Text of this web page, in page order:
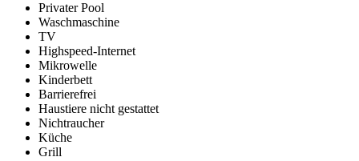
Privater Pool
Waschmaschine
TV
Highspeed-Internet
Mikrowelle
Kinderbett
Barrierefrei
Haustiere nicht gestattet
Nichtraucher
Küche
Grill